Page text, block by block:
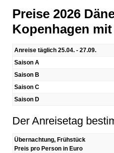
Preise 2026
Kopenhagen
Anreise täglich 25.04. - 27.09.
Saison A
Saison B
Saison C
Saison D
Der Anreisetag
Übernachtung, Frühstück
Preis pro Person in Euro